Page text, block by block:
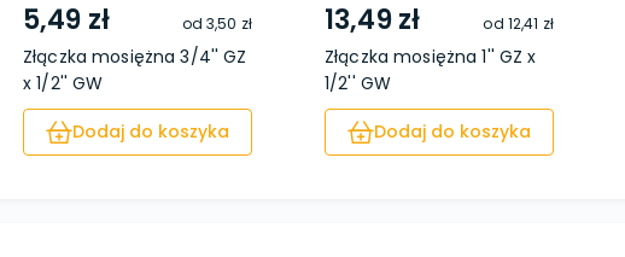
5,49 zł od3,50 zł
Złączka mosiężna 3/4'' GZ
x 1/2'' GW
Dodaj do koszyka
13,49 zł od 12,41 zł
Złączka mosiężna 1'' GZ x
1/2'' GW
Dodaj do koszyka